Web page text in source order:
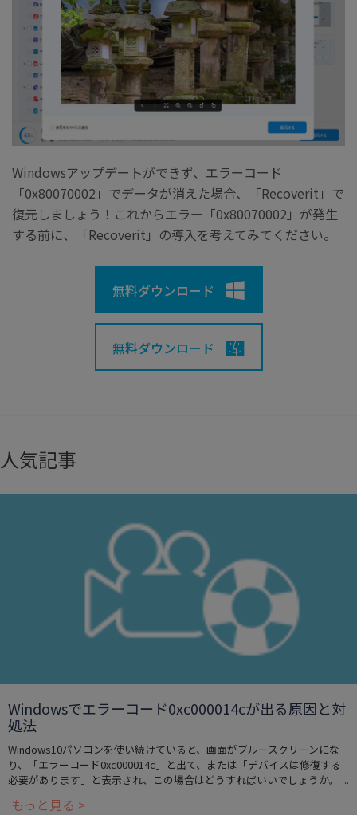
Windowsアップデートができず、エラーコード
「0x80070002」でデータが消えた場合、「Recoverit」で
復元しましょう！これからエラー「0x80070002」が発生
する前に、「Recoverit」の導入を考えてみてください。
無料ダウンロード
無料ダウンロード
人気記事
Windowsでエラーコード0xc000014cが出る原因と対
処法
Windows10パソコンを使い続けていると、画面がブルースクリーンにな
り、「エラーコード0xc000014c」と出て、または「デバイスは修復する
必要があります」と表示され、この場合はどうすればいいでしょうか。 ...
もっと見る >